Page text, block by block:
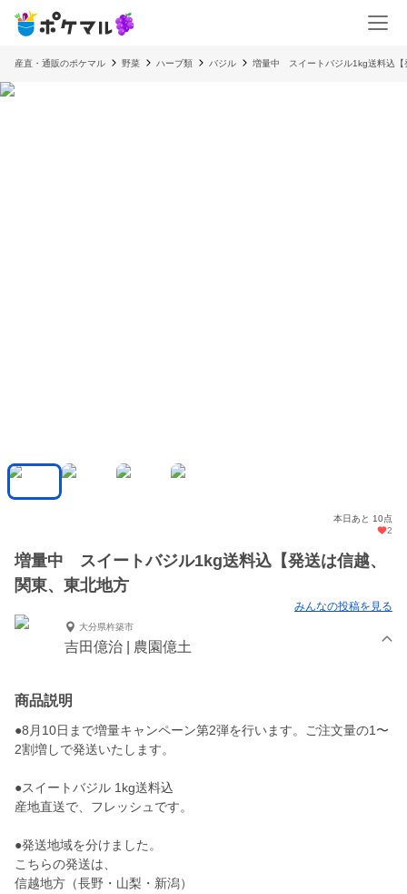
産直・通販のポケマル 野菜 ハーブ類 バジル 増量中 スイートバジル1kg送料込【
本日あと 10点
2
増量中 スイートバジル1kg送料込【発送は信越、
関東、東北地方
みんなの投稿を見る
大分県杵築市
吉田億治 | 農園億土
商品説明
●8月10日まで増量キャンペーン第2弾を行います。ご注文量の1〜
2割増しで発送いたします。
●スイートバジル 1kg送料込
産地直送で、フレッシュです。
●発送地域を分けました。
こちらの発送は、
信越地方（長野・山梨・新潟）